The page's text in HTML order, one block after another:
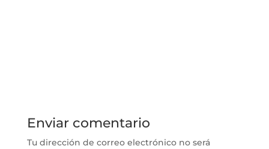
Enviar comentario
Tu dirección de correo electrónico no será